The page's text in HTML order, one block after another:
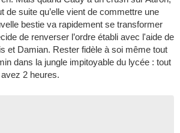
de suite qu’elle vient de commettre une
bestie va rapidement se transformer
de renverser l’ordre établi avec l'aide de
et Damian. Rester fidèle à soi même tout
dans la jungle impitoyable du lycée : tout
2 heures.